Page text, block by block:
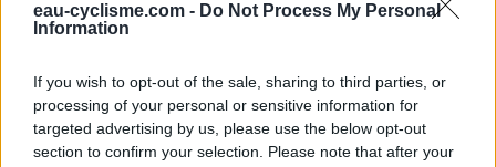
eau-cyclisme.com - Do Not Process My Personal
Information
If you wish to opt-out of the sale, sharing to third parties, or
processing of your personal or sensitive information for
targeted advertising by us, please use the below opt-out
section to confirm your selection. Please note that after your